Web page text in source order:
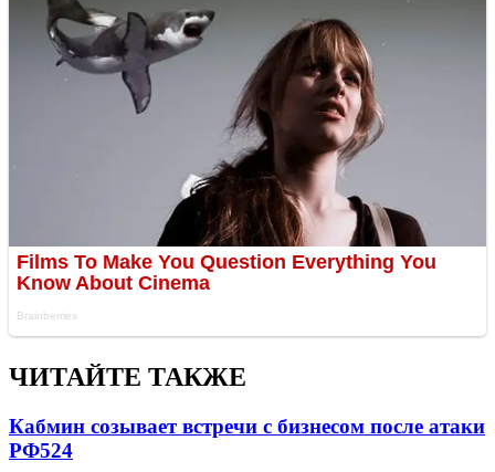
ЧИТАЙТЕ ТАКЖЕ
Кабмин созывает встречи с бизнесом после атаки
РФ524